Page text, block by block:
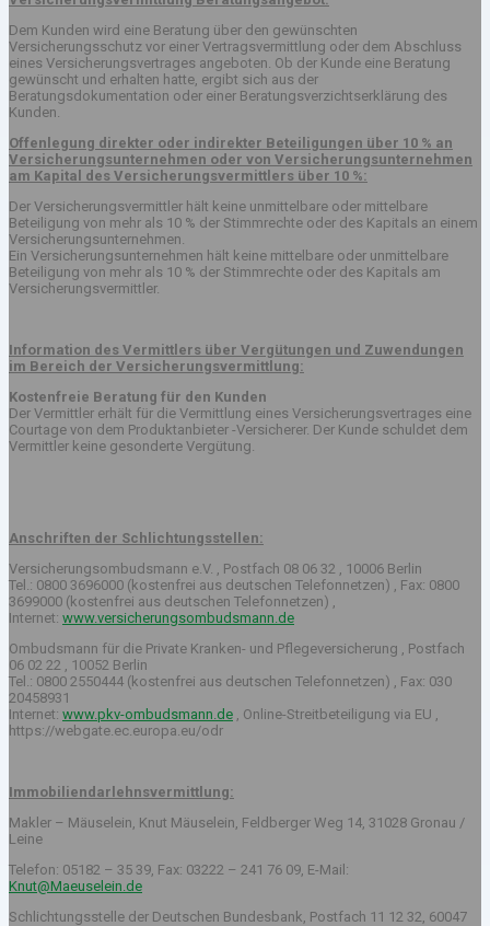
Dem Kunden wird eine Beratung über den gewünschten
Versicherungsschutz vor einer Vertragsvermittlung oder dem Abschluss
eines Versicherungsvertrages angeboten. Ob der Kunde eine Beratung
gewünscht und erhalten hatte, ergibt sich aus der
Beratungsdokumentation oder einer Beratungsverzichtserklärung des
Kunden.
Offenlegung direkter oder indirekter Beteiligungen über 10 % an
Versicherungsunternehmen oder von Versicherungsunternehmen
am Kapital des Versicherungsvermittlers über 10 %:
Der Versicherungsvermittler hält keine unmittelbare oder mittelbare
Beteiligung von mehr als 10 % der Stimmrechte oder des Kapitals an einem
Versicherungsunternehmen.
Ein Versicherungsunternehmen hält keine mittelbare oder unmittelbare
Beteiligung von mehr als 10 % der Stimmrechte oder des Kapitals am
Versicherungsvermittler.
Information des Vermittlers über Vergütungen und Zuwendungen
im Bereich der Versicherungsvermittlung:
Kostenfreie Beratung für den Kunden
Der Vermittler erhält für die Vermittlung eines Versicherungsvertrages eine
Courtage von dem Produktanbieter -Versicherer. Der Kunde schuldet dem
Vermittler keine gesonderte Vergütung.
Anschriften der Schlichtungsstellen:
Versicherungsombudsmann e.V. , Postfach 08 06 32 , 10006 Berlin
Tel.: 0800 3696000 (kostenfrei aus deutschen Telefonnetzen) , Fax: 0800
3699000 (kostenfrei aus deutschen Telefonnetzen) ,
Internet: www.versicherungsombudsmann.de
Ombudsmann für die Private Kranken- und Pflegeversicherung , Postfach
06 02 22 , 10052 Berlin
Tel.: 0800 2550444 (kostenfrei aus deutschen Telefonnetzen) , Fax: 030
20458931
Internet: www.pkv-ombudsmann.de , Online-Streitbeteiligung via EU ,
https://webgate.ec.europa.eu/odr
Immobiliendarlehnsvermittlung:
Makler – Mäuselein, Knut Mäuselein, Feldberger Weg 14, 31028 Gronau /
Leine
Telefon: 05182 – 35 39, Fax: 03222 – 241 76 09, E-Mail:
Knut@Maeuselein.de
Schlichtungsstelle der Deutschen Bundesbank, Postfach 11 12 32, 60047